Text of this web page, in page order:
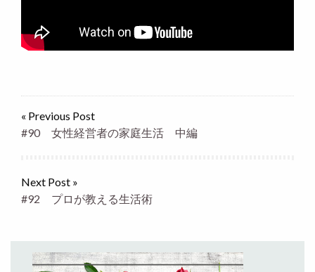
« Previous Post
#90 女性経営者の家庭生活 中編
Next Post »
#92 プロが教える生活術